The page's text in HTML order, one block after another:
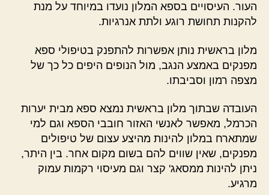
העור. העיסויים בספא המלון נועדו במיוחד על מנת
להקנות תחושת רוגע ולתת אנרגיות.
מלון בראשית נותן אפשרות להתפנק בטיפולי ספא
מפנקים באמצע הנגב, מול הנופים היפים כל כך של
מצפה רמון וסביבתו.
העובדה שבתוך מלון בראשית נמצא ספא מבית יערות
הכרמל, מאפשר לאנשי האזור חובבי הספא וגם למי
שמתארח במלון להינות מהיצע עצום של טיפולים
מפנקים, שאין שווים להם בשום מקום אחר. בין היתר,
ניתן להינות ממסאג' קצר וגם מעיסוי רקמות עמוק
מרגיע.